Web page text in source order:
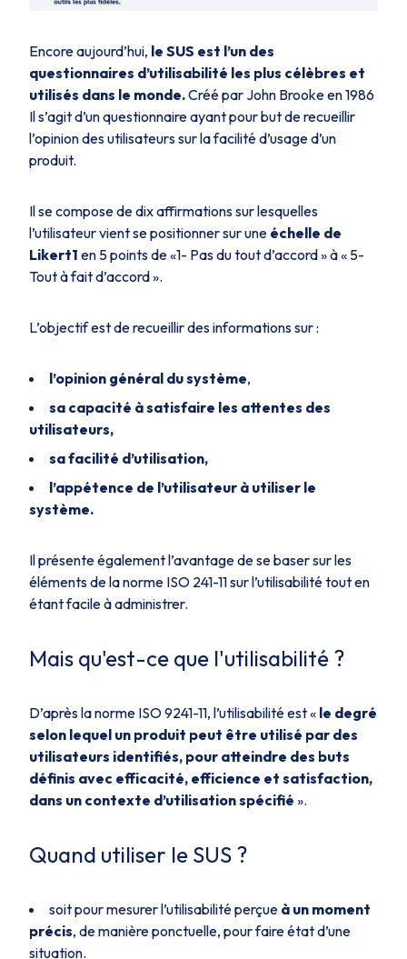
Encore aujourd’hui, le SUS est l’un des
questionnaires d’utilisabilité les plus célèbres et
utilisés dans le monde.Créé par John Brooke en 1986
Il s’agit d’un questionnaire ayant pour but de recueillir
l’opinion des utilisateurs sur la facilité d’usage d’un
produit.
Il se compose de dix affirmations sur lesquelles
l’utilisateur vient se positionner sur une échelle de
Likert1 en 5 points de «1- Pas du tout d’accord » à « 5-
Tout à fait d’accord ».
L’objectif est de recueillir des informations sur :
l’opinion général du système,
sa capacité à satisfaire les attentes des
utilisateurs,
sa facilité d’utilisation,
l’appétence de l’utilisateur à utiliser le
système.
Il présente également l’avantage de se baser sur les
éléments de la norme ISO 241-11 sur l’utilisabilité tout en
étant facile à administrer.
Mais qu'est-ce que l'utilisabilité ?
D’après la norme ISO 9241-11, l’utilisabilité est « le degré
selon lequel un produit peut être utilisé par des
utilisateurs identifiés, pour atteindre des buts
définis avec efficacité, efficience et satisfaction,
dans un contexte d’utilisation spécifié ».
Quand utiliser le SUS ?
soit pour mesurer l’utilisabilité perçue à un moment
précis, de manière ponctuelle, pour faire état d’une
situation.